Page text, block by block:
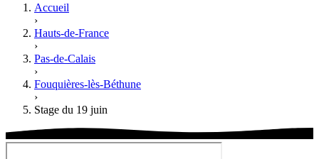
Accueil
›
Hauts-de-France
›
Pas-de-Calais
›
Fouquières-lès-Béthune
›
Stage du 19 juin